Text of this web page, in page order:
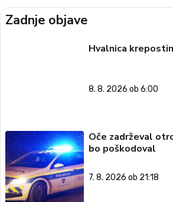
Zadnje objave
Hvalnica
8. 8. 2026 ob 6:00
Oče zadrževal
bo poškodoval
7. 8. 2026 ob 21:18